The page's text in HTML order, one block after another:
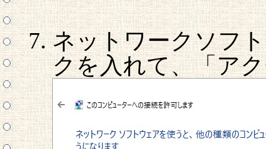
ネットワークソフ
クを入れて、「ア